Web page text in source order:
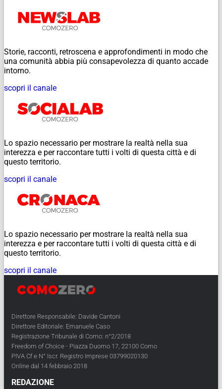
Storie, racconti, retroscena e approfondimenti in modo che
una comunità abbia più consapevolezza di quanto accade
intorno.
scopri il canale
Lo spazio necessario per mostrare la realtà nella sua
interezza e per raccontare tutti i volti di questa città e di
questo territorio.
scopri il canale
Lo spazio necessario per mostrare la realtà nella sua
interezza e per raccontare tutti i volti di questa città e di
questo territorio.
scopri il canale
Direttore Responsabile: Davide Cantoni
Direttore Editoriale: Emanuele Caso
Registrazione Tribunale di Como: n°2/2018
Freedom of Choice - Piazza Duomo 17, 22100 Como
PIVA Cf e N° Iscr. Registro Imprese 03799020130
Online dal 14 febbraio 2018
REDAZIONE